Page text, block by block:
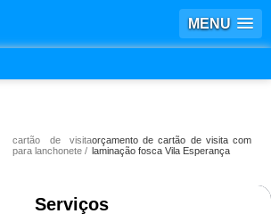
MENU
cartão de visita
para lanchonete
orçamento de cartão de visita com
laminação fosca Vila Esperança
Serviços